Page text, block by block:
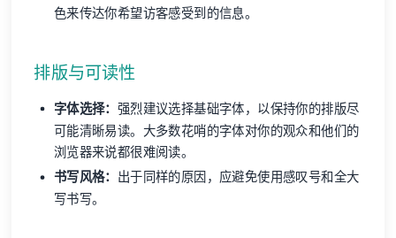
色来传达你希望访客感受到的信息。
排版与可读性
字体选择： 强烈建议选择基础字体，以保持你的排版尽
可能清晰易读。大多数花哨的字体对你的观众和他们的
浏览器来说都很难阅读。
书写风格： 出于同样的原因，应避免使用感叹号和全大
写书写。